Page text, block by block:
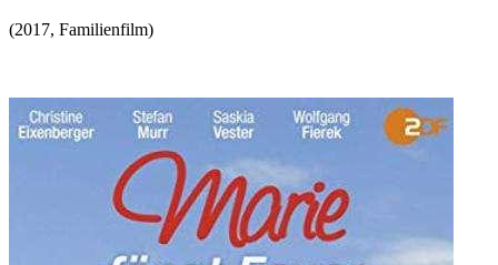
(2017, Familienfilm)